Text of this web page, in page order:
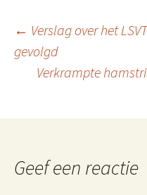
o
k
n
n
← Verslag over het
gevolgd
Verkrampte
Geef een reactie